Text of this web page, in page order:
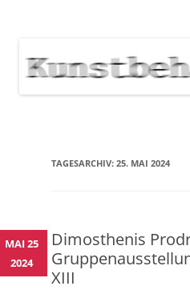
TAGESARCHIV: 25. MAI 2024
Dimosthenis
XIII
MAI 25
2024